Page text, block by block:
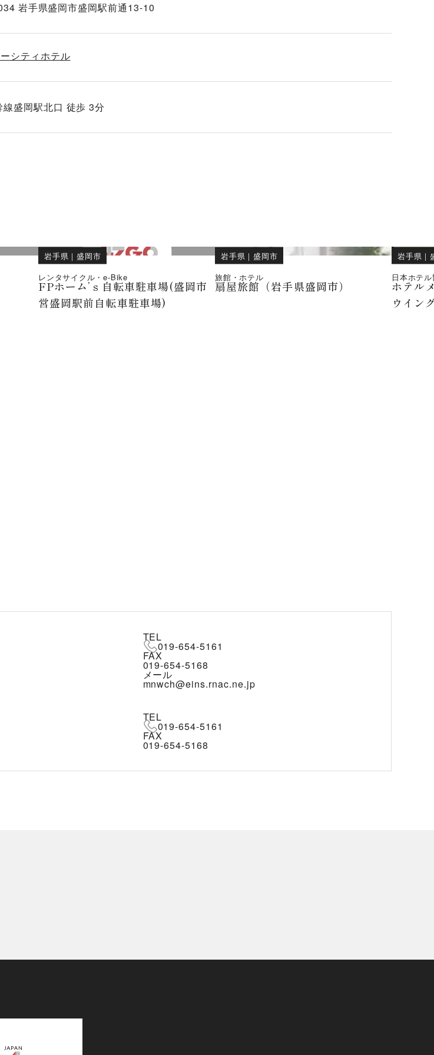
岩手県盛岡市盛岡駅前通13-10
シティホテル
盛岡駅北口 徒歩 3分
岩手県 ｜盛岡市
レンタサイクル・e-Bike
FPホーム’ｓ自転車駐車場(盛岡市
営盛岡駅前自転車駐車場)
岩手県 ｜盛岡市
旅館・ホテル
扇屋旅館（岩手県盛岡市）
岩手県 ｜
日本ホテ
ホテル
ウイン
TEL
019-654-5161
FAX
019-654-5168
メール
mnwch@eins.rnac.ne.jp
TEL
019-654-5161
FAX
019-654-5168